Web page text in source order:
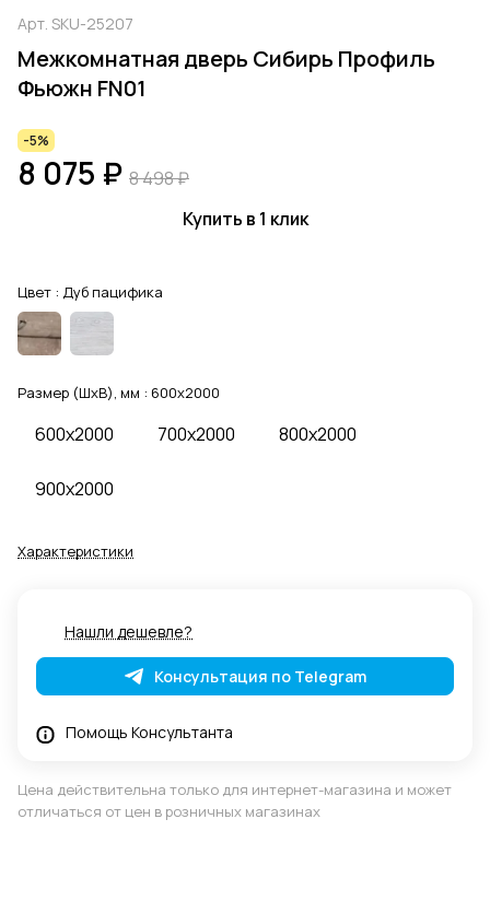
Арт. SKU-25207
Межкомнатная дверь Сибирь Профиль
Фьюжн FN01
-5%
8 075 ₽ 8 498 ₽
Купить в 1 клик
Цвет : Дуб пацифика
Размер (ШхВ), мм : 600x2000
600x2000 700x2000 800x2000
900x2000
Характеристики
Нашли дешевле?
Консультация по Telegram
Помощь Консультанта
Цена действительна только для интернет-магазина и может
отличаться от цен в розничных магазинах